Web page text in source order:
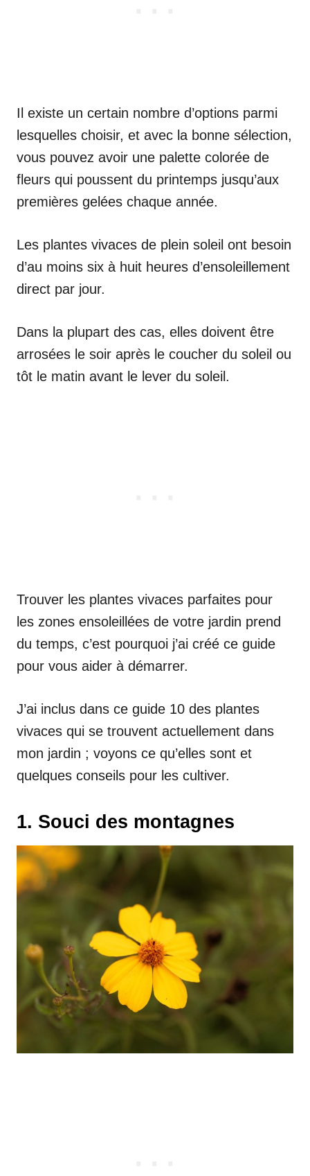
Il existe un certain nombre d’options parmi
lesquelles choisir, et avec la bonne sélection,
vous pouvez avoir une palette colorée de
fleurs qui poussent du printemps jusqu’aux
premières gelées chaque année.
Les plantes vivaces de plein soleil ont besoin
d’au moins six à huit heures d’ensoleillement
direct par jour.
Dans la plupart des cas, elles doivent être
arrosées le soir après le coucher du soleil ou
tôt le matin avant le lever du soleil.
Trouver les plantes vivaces parfaites pour
les zones ensoleillées de votre jardin prend
du temps, c’est pourquoi j’ai créé ce guide
pour vous aider à démarrer.
J’ai inclus dans ce guide 10 des plantes
vivaces qui se trouvent actuellement dans
mon jardin ; voyons ce qu’elles sont et
quelques conseils pour les cultiver.
1. Souci des montagnes